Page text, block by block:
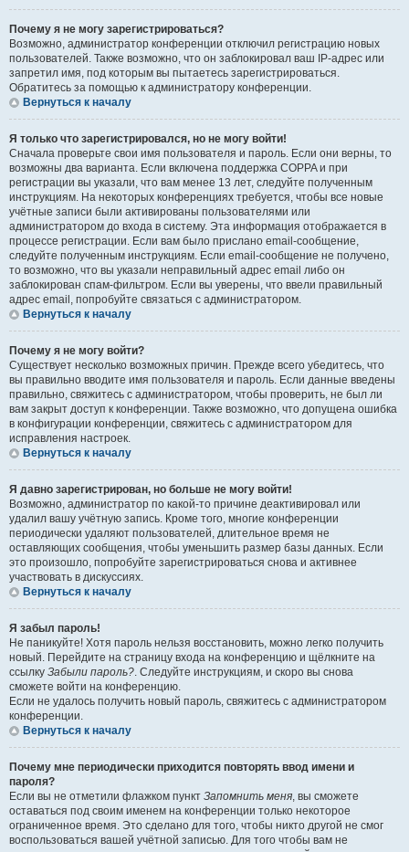
Почему я не могу зарегистрироваться?
Возможно, администратор конференции отключил регистрацию новых
пользователей. Также возможно, что он заблокировал ваш IP-адрес или
запретил имя, под которым вы пытаетесь зарегистрироваться.
Обратитесь за помощью к администратору конференции.
Вернуться к началу
Я только что зарегистрировался, но не могу войти!
Сначала проверьте свои имя пользователя и пароль. Если они верны, то
возможны два варианта. Если включена поддержка COPPA и при
регистрации вы указали, что вам менее 13 лет, следуйте полученным
инструкциям. На некоторых конференциях требуется, чтобы все новые
учётные записи были активированы пользователями или
администратором до входа в систему. Эта информация отображается в
процессе регистрации. Если вам было прислано email-сообщение,
следуйте полученным инструкциям. Если email-сообщение не получено,
то возможно, что вы указали неправильный адрес email либо он
заблокирован спам-фильтром. Если вы уверены, что ввели правильный
адрес email, попробуйте связаться с администратором.
Вернуться к началу
Почему я не могу войти?
Существует несколько возможных причин. Прежде всего убедитесь, что
вы правильно вводите имя пользователя и пароль. Если данные введены
правильно, свяжитесь с администратором, чтобы проверить, не был ли
вам закрыт доступ к конференции. Также возможно, что допущена ошибка
в конфигурации конференции, свяжитесь с администратором для
исправления настроек.
Вернуться к началу
Я давно зарегистрирован, но больше не могу войти!
Возможно, администратор по какой-то причине деактивировал или
удалил вашу учётную запись. Кроме того, многие конференции
периодически удаляют пользователей, длительное время не
оставляющих сообщения, чтобы уменьшить размер базы данных. Если
это произошло, попробуйте зарегистрироваться снова и активнее
участвовать в дискуссиях.
Вернуться к началу
Я забыл пароль!
Не паникуйте! Хотя пароль нельзя восстановить, можно легко получить
новый. Перейдите на страницу входа на конференцию и щёлкните на
ссылку Забыли пароль?. Следуйте инструкциям, и скоро вы снова
сможете войти на конференцию.
Если не удалось получить новый пароль, свяжитесь с администратором
конференции.
Вернуться к началу
Почему мне периодически приходится повторять ввод имени и
пароля?
Если вы не отметили флажком пункт Запомнить меня, вы сможете
оставаться под своим именем на конференции только некоторое
ограниченное время. Это сделано для того, чтобы никто другой не смог
воспользоваться вашей учётной записью. Для того чтобы вам не